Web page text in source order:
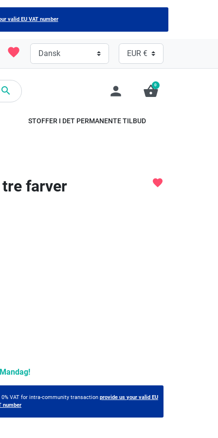
valid EU VAT number
favorite
 person shopping_basket
0
STOFFER I DET PERMANENTE TILBUD
farver favorite
Mandag!
VAT for intra-community transaction provide us your valid EU
number